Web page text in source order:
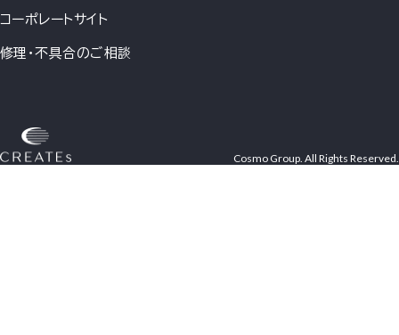
コーポレートサイト
修理・不具合のご相談
Cosmo Group. All Rights Reserved.